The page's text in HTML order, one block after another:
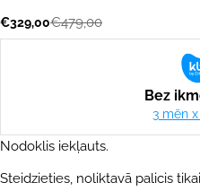
Akcijas
cena
€329,00
Parastā
cena
€479,00
Nodoklis iekļauts.
Steidzieties, noliktavā palicis tikai